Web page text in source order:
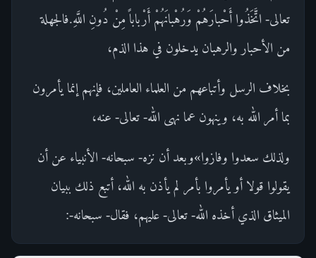
تعالى- اتَّخَذُوا أَحْبارَهُمْ وَرُهْبانَهُمْ أَرْباباً مِنْ دُونِ اللَّهِ.فالجهلة
من الأحبار والرهبان يدخلون في هذا الذم،
بخلاف الرسل وأتباعهم من العلماء العاملين، فإنهم إنما يأمرون
بما أمر الله به، وينهون عما نهى الله- تعالى- عنه،
ولذلك سعدوا وفازوا»وبعد أن نزه- سبحانه- الأنبياء عن أن
يقولوا قولا أو يأمروا بأمر لم يأذن به الله، أتبع ذلك ببيان
الميثاق الذي أخذه الله- تعالى- عليهم، فقال- سبحانه-: